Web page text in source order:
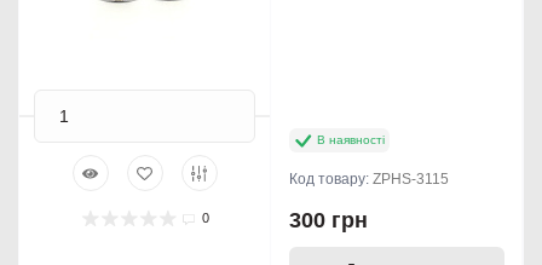
0
В наявності
Код товару: ZPHS-3115
300 грн